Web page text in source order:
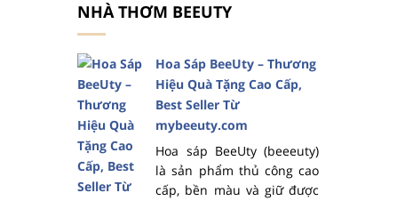
NHÀ THƠM BEEUTY
Hoa Sáp BeeUty – Thương
Hiệu Quà Tặng Cao Cấp,
Best Seller Từ
mybeeuty.com
Hoa sáp BeeUty (beeeuty)
là sản phẩm thủ công cao
cấp, bền màu và giữ được